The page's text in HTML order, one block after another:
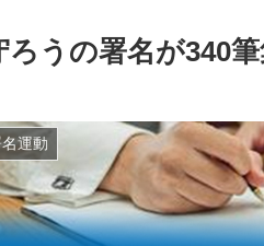
うの署名が340筆
運動